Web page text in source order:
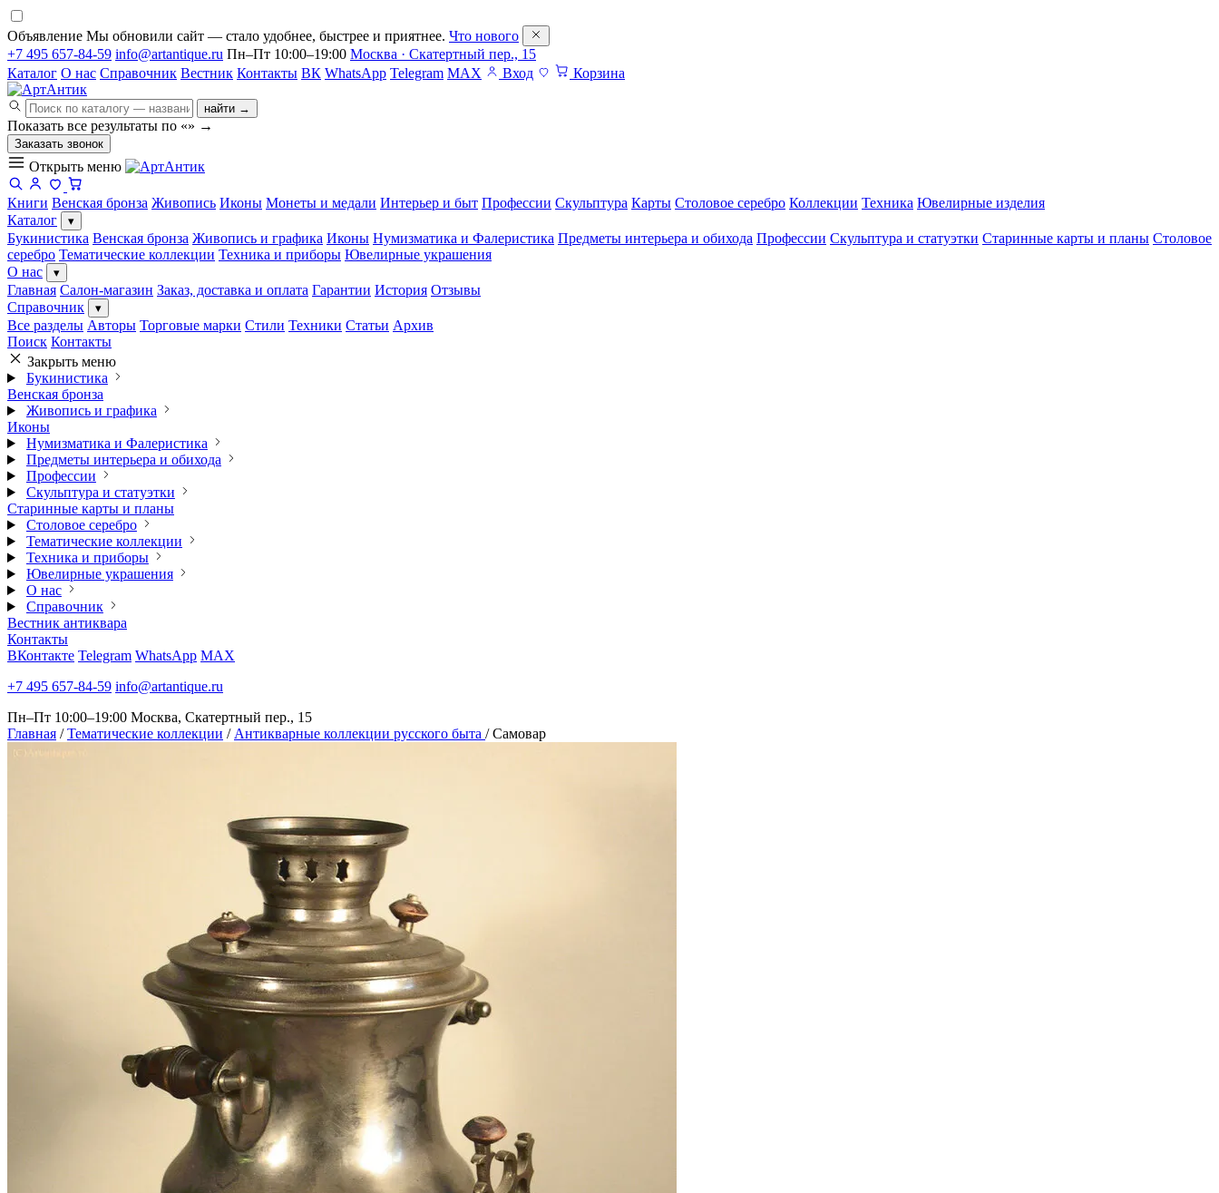
Объявление Мы обновили сайт — стало удобнее, быстрее и приятнее. Что нового
+7 495 657-84-59 info@artantique.ru Пн–Пт 10:00–19:00 Москва · Скатертный пер., 15
Каталог О нас Справочник Вестник Контакты ВК WhatsApp Telegram MAX Вход Корзина
найти →
Показать все результаты по «» →
Заказать звонок
Открыть меню
Книги Венская бронза Живопись Иконы Монеты и медали Интерьер и быт Профессии Скульптура Карты Столовое серебро Коллекции Техника Ювелирные изделия
Каталог
▾
Букинистика Венская бронза Живопись и графика Иконы Нумизматика и Фалеристика Предметы интерьера и обихода Профессии Скульптура и статуэтки Старинные карты и планы Столовое
серебро Тематические коллекции Техника и приборы Ювелирные украшения
О нас
▾
Главная Салон-магазин Заказ, доставка и оплата Гарантии История Отзывы
Справочник
▾
Все разделы Авторы Торговые марки Стили Техники Статьи Архив
Поиск Контакты
Закрыть меню
Букинистика
Венская бронза
Живопись и графика
Иконы
Нумизматика и Фалеристика
Предметы интерьера и обихода
Профессии
Скульптура и статуэтки
Старинные карты и планы
Столовое серебро
Тематические коллекции
Техника и приборы
Ювелирные украшения
О нас
Справочник
Вестник антиквара
Контакты
ВКонтакте Telegram WhatsApp MAX
+7 495 657-84-59 info@artantique.ru
Пн–Пт 10:00–19:00 Москва, Скатертный пер., 15
Главная / Тематические коллекции / Антикварные коллекции русского быта / Самовар